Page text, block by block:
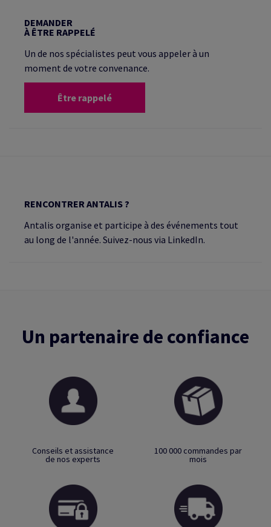
DEMANDER
À ÊTRE RAPPELÉ
Un de nos spécialistes peut vous appeler à un
moment de votre convenance.
Être rappelé
RENCONTRER ANTALIS ?
Antalis organise et participe à des événements tout
au long de l'année. Suivez-nous via LinkedIn.
Un partenaire de confiance
Conseils et assistance
de nos experts
100 000 commandes par
mois